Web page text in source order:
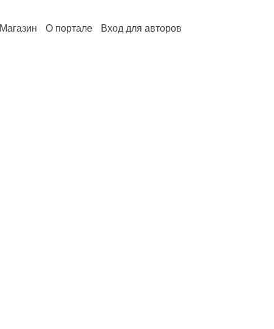
Магазин О портале Вход для авторов